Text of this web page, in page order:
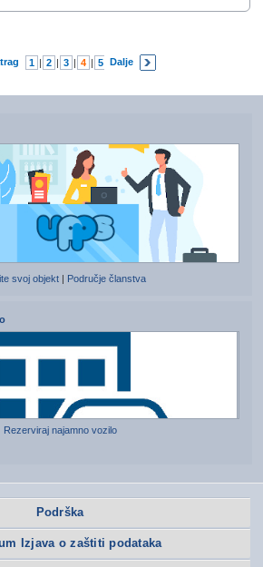
1 2 3 4 5 6 | 7
Dalje
svoj objekt Područje članstva
Rezerviraj najamno vozilo
Podrška
Izjava o zaštiti podataka